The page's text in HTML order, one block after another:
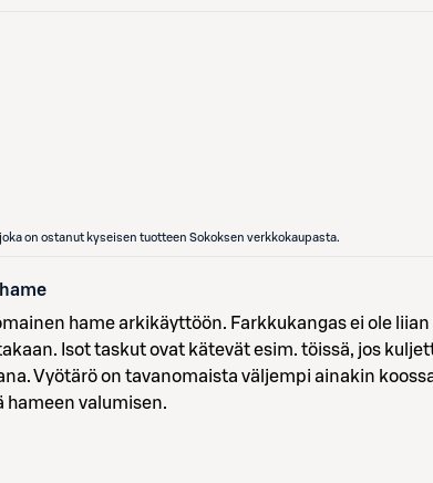
on ostanut kyseisen tuotteen Sokoksen verkkokaupasta.
hame arkikäyttöön. Farkkukangas ei ole
Isot taskut ovat kätevät esim. töissä, jos
Vyötärö on tavanomaista väljempi ainakin
hameen valumisen.